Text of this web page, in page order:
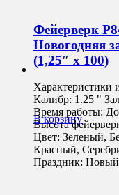
В корзину
Фейерверк
Новогодняя
(1,25″ х 100)
Характеристики
Калибр: 1.25 "
Время работы:
Высота
Цвет: Зеленый,
Красный,
Праздник: